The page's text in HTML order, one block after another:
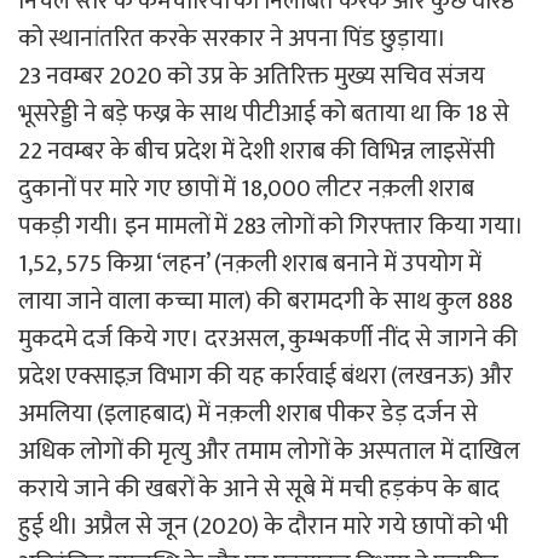
को स्थानांतरित करके सरकार ने अपना पिंड छुड़ाया।
23 नवम्बर 2020 को उप्र के अतिरिक्त मुख्य सचिव संजय
भूसरेड्डी ने बड़े फख्र के साथ पीटीआई को बताया था कि 18 से
22 नवम्बर के बीच प्रदेश में देशी शराब की विभिन्न लाइसेंसी
दुकानों पर मारे गए छापों में 18,000 लीटर नक़ली शराब
पकड़ी गयी। इन मामलों में 283 लोगों को गिरफ्तार किया गया।
1,52, 575 किग्रा ‘लहन’ (नक़ली शराब बनाने में उपयोग में
लाया जाने वाला कच्चा माल) की बरामदगी के साथ कुल 888
मुकदमे दर्ज किये गए। दरअसल, कुम्भकर्णी नींद से जागने की
प्रदेश एक्साइज़ विभाग की यह कार्रवाई बंथरा (लखनऊ) और
अमलिया (इलाहबाद) में नक़ली शराब पीकर डेड़ दर्जन से
अधिक लोगों की मृत्यु और तमाम लोगों के अस्पताल में दाखिल
कराये जाने की खबरों के आने से सूबे में मची हड़कंप के बाद
हुई थी। अप्रैल से जून (2020) के दौरान मारे गये छापों को भी